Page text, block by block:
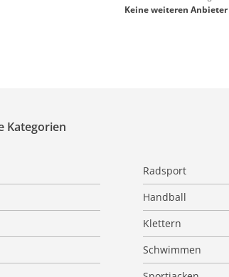
Keine weiteren Anbieter
Kategorien
Radsport
Handball
Klettern
Schwimmen